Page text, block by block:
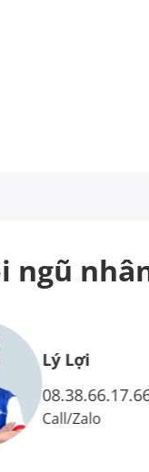
ngũ
Lý Lợi
Call/Zalo